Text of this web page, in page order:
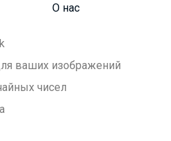
О нас
ваших изображений
чисел